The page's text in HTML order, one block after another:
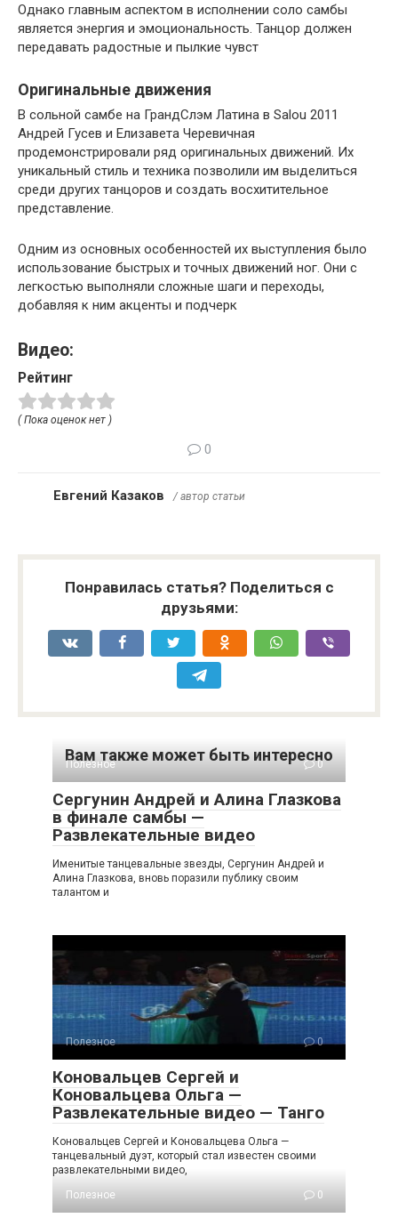
Однако главным аспектом в исполнении соло самбы
является энергия и эмоциональность. Танцор должен
передавать радостные и пылкие чувст
Оригинальные движения
В сольной самбе на ГрандСлэм Латина в Salou 2011
Андрей Гусев и Елизавета Черевичная
продемонстрировали ряд оригинальных движений. Их
уникальный стиль и техника позволили им выделиться
среди других танцоров и создать восхитительное
представление.
Одним из основных особенностей их выступления было
использование быстрых и точных движений ног. Они с
легкостью выполняли сложные шаги и переходы,
добавляя к ним акценты и подчерк
Видео:
Рейтинг
( Пока оценок нет )
0
Евгений Казаков / автор статьи
Понравилась статья? Поделиться с
друзьями:
Вам также может быть интересно
Полезное 0
Сергунин Андрей и Алина Глазкова
в финале самбы —
Развлекательные видео
Именитые танцевальные звезды, Сергунин Андрей и
Алина Глазкова, вновь поразили публику своим
талантом и
Полезное 0
Коновальцев Сергей и
Коновальцева Ольга —
Развлекательные видео — Танго
Коновальцев Сергей и Коновальцева Ольга —
танцевальный дуэт, который стал известен своими
развлекательными видео,
Полезное
0